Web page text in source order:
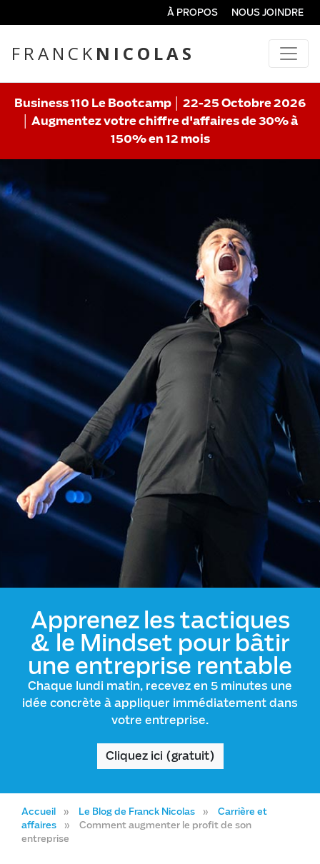
À PROPOS NOUS JOINDRE
FRANCK NICOLAS
Business 110 Le Bootcamp │ 22-25 Octobre 2026
│ Augmentez votre chiffre d'affaires de 30% à
150% en 12 mois
Apprenez les tactiques
& le Mindset pour bâtir
une entreprise rentable
Chaque lundi matin, recevez en 5 minutes une
idée concrète à appliquer immédiatement dans
votre entreprise.
Cliquez ici (gratuit)
Accueil Le Blog de Franck Nicolas
Carrière et
affaires
Comment augmenter le profit de son
entreprise